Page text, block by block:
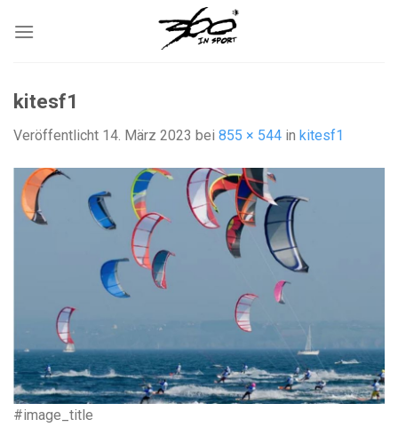
Inhalt
kitesf1
Veröffentlicht 14. März 2023 bei 855 × 544 in kitesf1
#image_title